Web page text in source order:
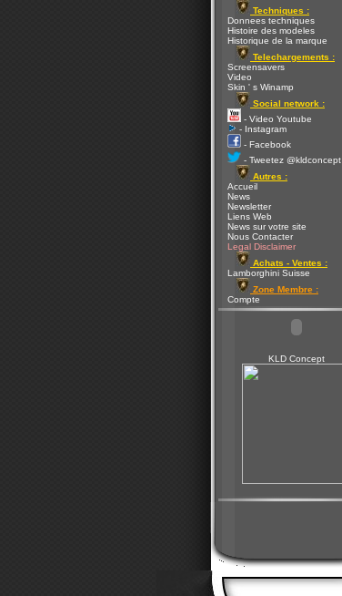
Techniques :
Donnees techniques
Histoire des modeles
Historique de la marque
Telechargements :
Screensavers
Video
Skin ' s Winamp
Social network :
- Video Youtube
- Instagram
- Facebook
- Tweetez @kldconcept
Autres :
Accueil
News
Newsletter
Liens Web
News sur votre site
Nous Contacter
Legal Disclaimer
Achats - Ventes :
Lamborghini Suisse
Zone Membre :
Compte
KLD Concept